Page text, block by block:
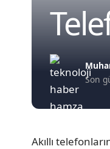
Son
Akıllı